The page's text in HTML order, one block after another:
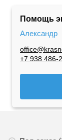
Помощь
Александр
+7 938 486-